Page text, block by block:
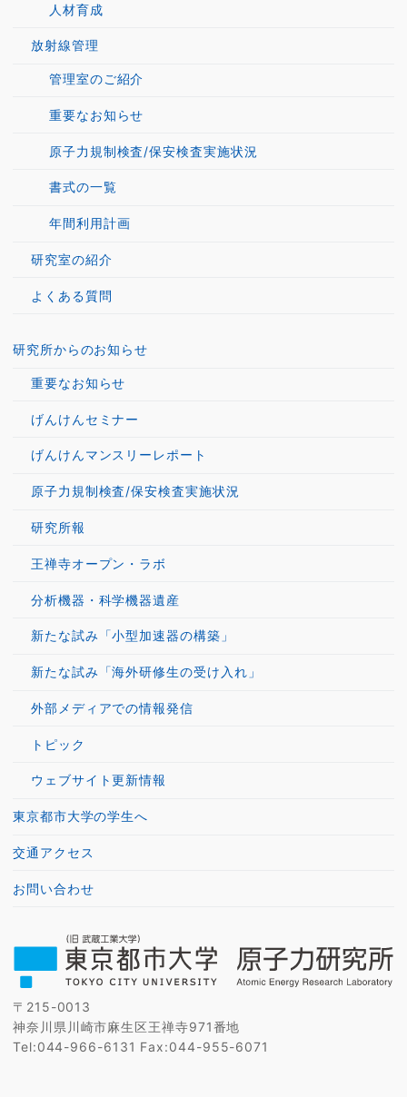
人材育成
放射線管理
管理室のご紹介
重要なお知らせ
原子力規制検査/保安検査実施状況
書式の一覧
年間利用計画
研究室の紹介
よくある質問
研究所からのお知らせ
重要なお知らせ
げんけんセミナー
げんけんマンスリーレポート
原子力規制検査/保安検査実施状況
研究所報
王禅寺オープン・ラボ
分析機器・科学機器遺産
新たな試み「小型加速器の構築」
新たな試み「海外研修生の受け入れ」
外部メディアでの情報発信
トピック
ウェブサイト更新情報
東京都市大学の学生へ
交通アクセス
お問い合わせ
〒215-0013
神奈川県川崎市麻生区王禅寺971番地
Tel:044-966-6131 Fax:044-955-6071